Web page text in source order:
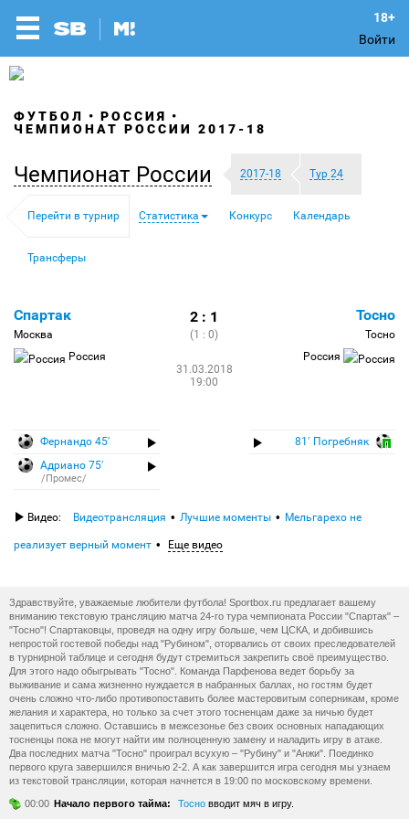
Войти
ФУТБОЛ
РОССИЯ
ЧЕМПИОНАТ РОССИИ 2017-18
Чемпионат России 2017-18 Тур 24
Перейти в турнир Статистика Конкурс Календарь
Трансферы
Спартак
Москва
Россия
2 : 1
(1 : 0)
31.03.2018
19:00
Тосно
Тосно
Россия
Фернандо 45′
Адриано 75′
/Промес/
81′ Погребняк
Видео: Видеотрансляция Лучшие моменты Мельгарехо не
реализует верный момент Еще видео
Здравствуйте, уважаемые любители футбола! Sportbox.ru предлагает вашему
вниманию текстовую трансляцию матча 24-го тура чемпионата России "Спартак" –
"Тосно"! Спартаковцы, проведя на одну игру больше, чем ЦСКА, и добившись
непростой гостевой победы над "Рубином", оторвались от своих преследователей
в турнирной таблице и сегодня будут стремиться закрепить своё преимущество.
Для этого надо обыгрывать "Тосно". Команда Парфенова ведет борьбу за
выживание и сама жизненно нуждается в набранных баллах, но гостям будет
очень сложно что-либо противопоставить более мастеровитым соперникам, кроме
желания и характера, но только за счет этого тосненцам даже за ничью будет
зацепиться сложно. Оставшись в межсезонье без своих основных нападающих
тосненцы пока не могут найти им полноценную замену и наладить игру в атаке.
Два последних матча "Тосно" проиграл всухую – "Рубину" и "Анжи". Поединко
первого круга завершился вничью 2-2. А как завершится игра сегодня мы узнаем
из текстовой трансляции, которая начнется в 19:00 по московскому времени.
00:00 Начало первого тайма: Тосно вводит мяч в игру.